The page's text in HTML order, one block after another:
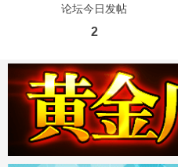
论坛今日发帖
2